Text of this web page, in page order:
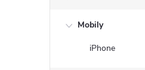
Mobily
iPhone